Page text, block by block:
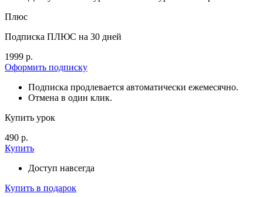
Плюс
Подписка ПЛЮС на 30 дней
1999 р.
Оформить подписку
Подписка продлевается автоматически ежемесячно.
Отмена в один клик.
Купить урок
490 р.
Купить
Доступ навсегда
Купить в подарок